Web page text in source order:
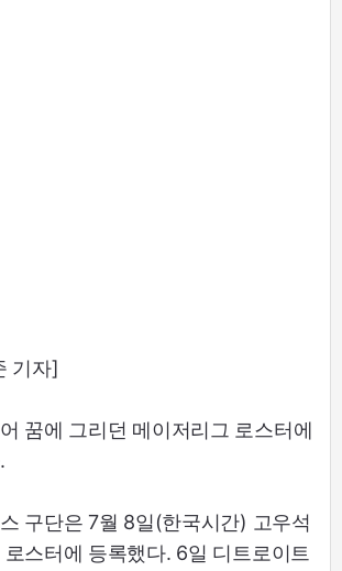
기자]
꿈에 그리던 메이저리그 로스터에
구단은 7월 8일(한국시간) 고우석
스터에 등록했다. 6일 디트로이트